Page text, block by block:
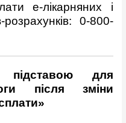
е-лікарняних і
0-800-
підставою для
після зміни